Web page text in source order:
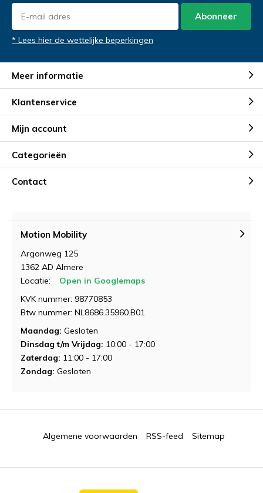
Abonneer
* Lees hier de wettelijke beperkingen
Meer informatie
Klantenservice
Mijn account
Categorieën
Contact
Motion Mobility
Argonweg 125
1362 AD Almere
Locatie:
Open in Googlemaps
KVK nummer: 98770853
Btw nummer: NL8686.35960.B01
Maandag: Gesloten
Dinsdag t/m Vrijdag: 10:00 - 17:00
Zaterdag: 11:00 - 17:00
Zondag: Gesloten
Algemene voorwaarden RSS-feed Sitemap